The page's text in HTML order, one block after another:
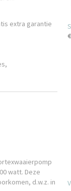
extra garantie
watt. Deze
d.w.z. in